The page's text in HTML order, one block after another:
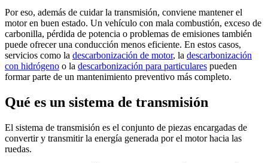
Por eso, además de cuidar la transmisión, conviene mantener el
motor en buen estado. Un vehículo con mala combustión, exceso de
carbonilla, pérdida de potencia o problemas de emisiones también
puede ofrecer una conducción menos eficiente. En estos casos,
servicios como la descarbonización de motor, la descarbonización
con hidrógeno o la descarbonización para particulares pueden
formar parte de un mantenimiento preventivo más completo.
Qué es un sistema de transmisión
El sistema de transmisión es el conjunto de piezas encargadas de
convertir y transmitir la energía generada por el motor hacia las
ruedas.